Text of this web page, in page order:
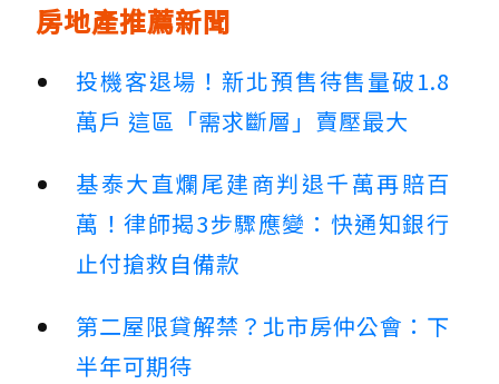
房地產推薦新聞
投機客退場！新北預售待售量破1.8
萬戶 這區「需求斷層」賣壓最大
基泰大直爛尾建商判退千萬再賠百
萬！律師揭3步驟應變：快通知銀行
止付搶救自備款
第二屋限貸解禁？北市房仲公會：下
半年可期待